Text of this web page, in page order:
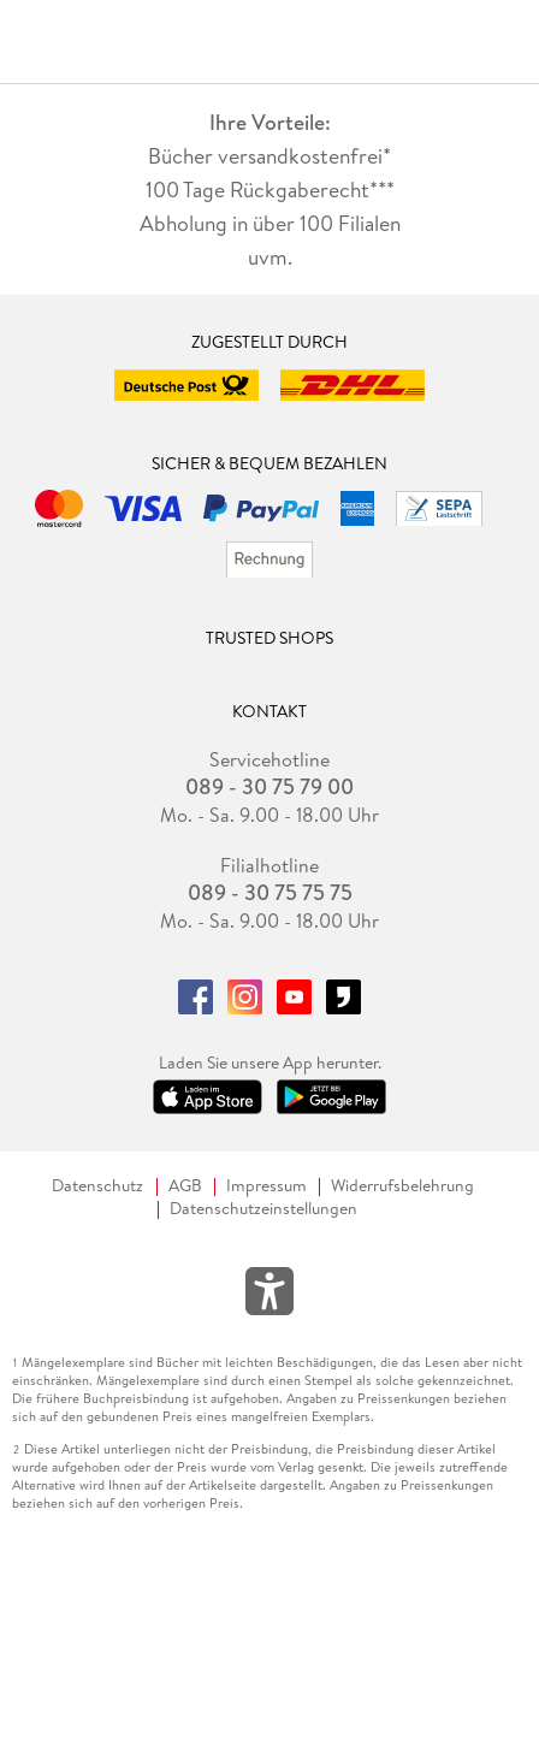
Ihre Vorteile:
Bücher versandkostenfrei*
100 Tage Rückgaberecht***
Abholung in über 100 Filialen
uvm.
ZUGESTELLT DURCH
SICHER & BEQUEM BEZAHLEN
TRUSTED SHOPS
KONTAKT
Servicehotline
089 - 30 75 79 00
Mo. - Sa. 9.00 - 18.00 Uhr
Filialhotline
089 - 30 75 75 75
Mo. - Sa. 9.00 - 18.00 Uhr
Laden Sie unsere App herunter.
Datenschutz AGB Impressum
Widerrufsbelehrung
Datenschutzeinstellungen
1 Mängelexemplare sind Bücher mit leichten Beschädigungen, die das Lesen aber nicht
einschränken. Mängelexemplare sind durch einen Stempel als solche gekennzeichnet.
Die frühere Buchpreisbindung ist aufgehoben. Angaben zu Preissenkungen beziehen
sich auf den gebundenen Preis eines mangelfreien Exemplars.
2 Diese Artikel unterliegen nicht der Preisbindung, die Preisbindung dieser Artikel
wurde aufgehoben oder der Preis wurde vom Verlag gesenkt. Die jeweils zutreffende
Alternative wird Ihnen auf der Artikelseite dargestellt. Angaben zu Preissenkungen
beziehen sich auf den vorherigen Preis.